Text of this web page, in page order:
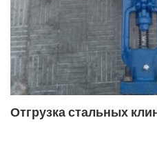
Отгрузка стальных